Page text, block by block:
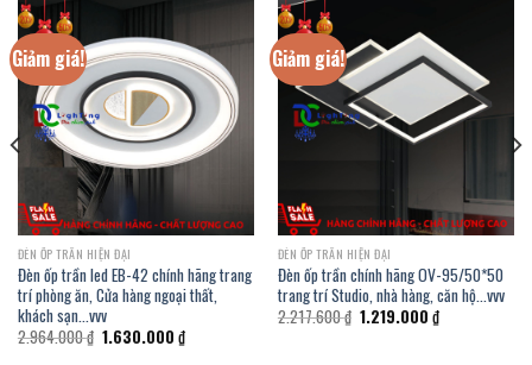
Giảm giá!
ĐÈN ỐP TRẦN HIỆN ĐẠI
Đèn ốp trần led EB-42 chính hãng trang
trí phòng ăn, Cửa hàng ngoại thất,
khách sạn…vvv
2.964.000₫ Giá
gốc
1.630.000 ₫Giá
hiện
Giảm giá!
ĐÈN ỐP TRẦN HIỆN ĐẠI
Đèn ốp trần chính hãng OV-95/50*50
trang trí Studio, nhà hàng, căn hộ…vvv
2.217.600₫ Giá
gốc
1.219.000 ₫Giá
hiện